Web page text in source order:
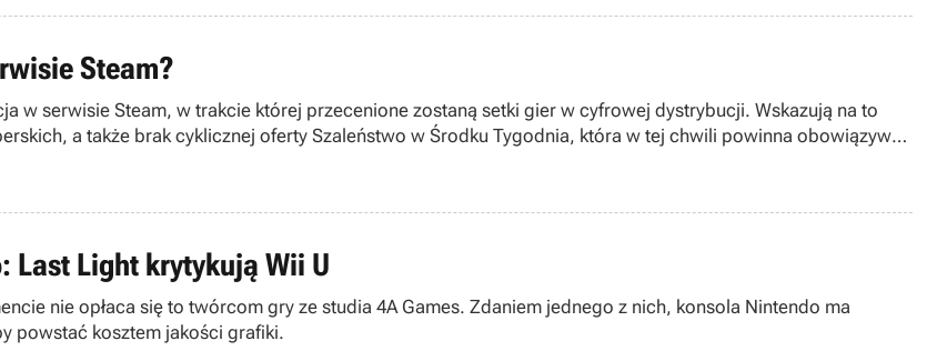
Steam?
w serwisie Steam, w trakcie której przecenione zostaną setki gier w cyfrowej dystrybucji. Wskazują na to
a także brak cyklicznej oferty Szaleństwo w Środku Tygodnia, która w tej chwili powinna obowiązywać
Last Light krytykują Wii U
nie opłaca się to twórcom gry ze studia 4A Games. Zdaniem jednego z nich, konsola Nintendo ma
powstać kosztem jakości grafiki.